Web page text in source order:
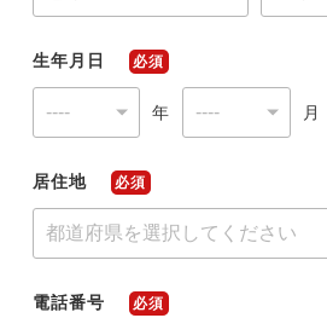
生年月日 必須
年 月
居住地 必須
電話番号 必須